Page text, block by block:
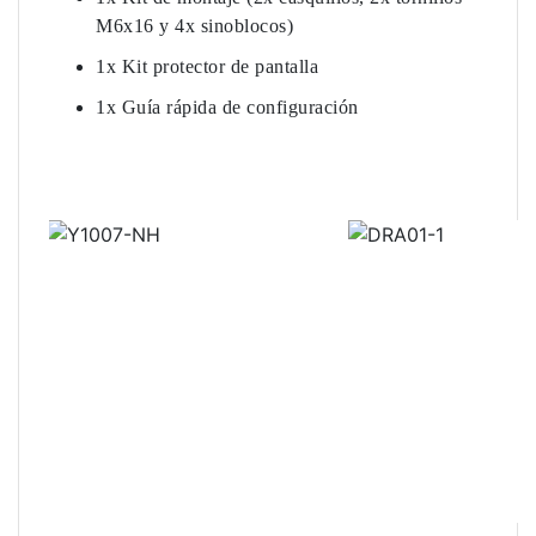
M6x16 y 4x sinoblocos)
1x Kit protector de pantalla
1x Guía rápida de configuración